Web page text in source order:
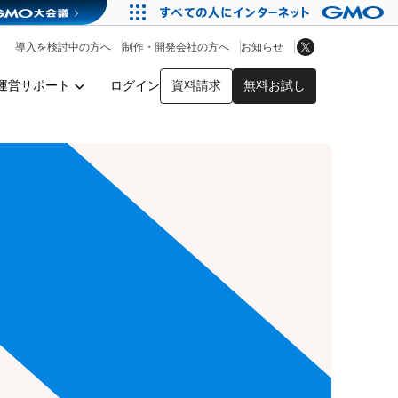
営サポート ログイン 資料請求 無料お試し
導入を検討中の方へ 制作・開発会社の方へ お知らせ
アプリストア